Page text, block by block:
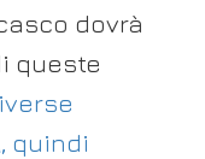
dovrà
queste
quindi